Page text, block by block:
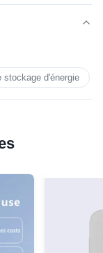
stockage d'énergie